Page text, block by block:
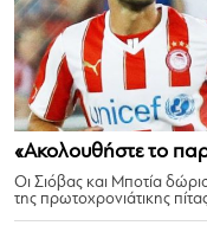
«Ακολουθήστε το
Οι Σιόβας και Μποτία
της πρωτοχρονιάτικης